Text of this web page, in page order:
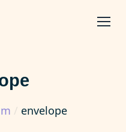
/ envelope